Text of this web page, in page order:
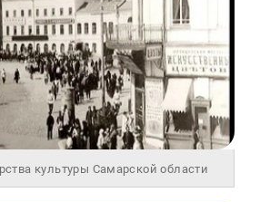
культуры Самарской области